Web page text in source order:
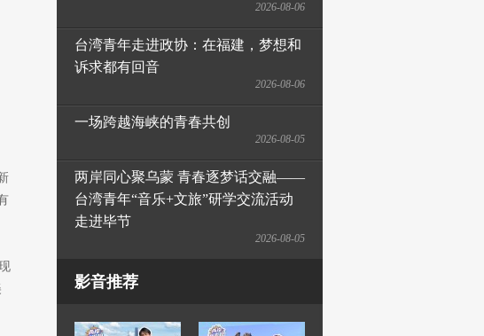
2026-08-06
台湾青年走进政协：在福建，梦想和
诉求都有回音
2026-08-06
一场跨越海峡的青春共创
2026-08-05
两岸同心聚乌蒙 青春逐梦话交融——
台湾青年“音乐+文旅”研学交流活动
走进毕节
2026-08-05
影音推荐